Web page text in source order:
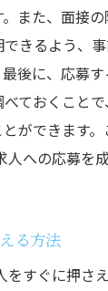
また、面接
きるよう、
後に、応募
ておくこと
ができます
人への応募を
る方法
をすぐに押さ